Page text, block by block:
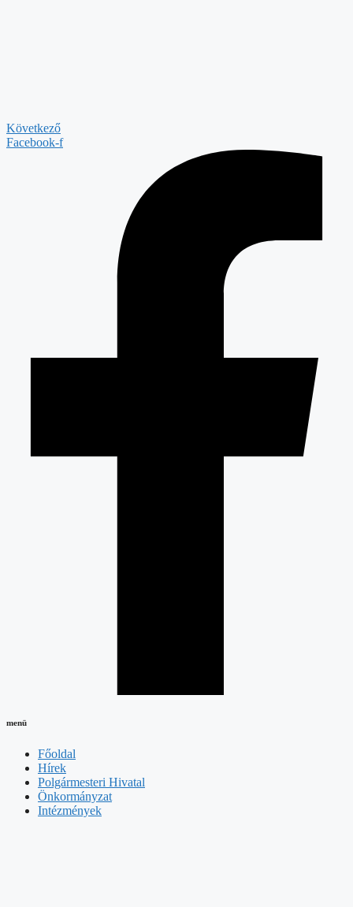
Következő
Facebook-f
menü
Főoldal
Hírek
Polgármesteri Hivatal
Önkormányzat
Intézmények